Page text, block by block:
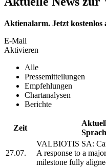
Aktienalarm. Jetzt kostenlos
E-Mail
Aktivieren
Alle
Pressemitteilungen
Empfehlungen
Chartanalysen
Berichte
Zeit
27.07.
VALBIOTIS SA:
A response to a
milestone fully